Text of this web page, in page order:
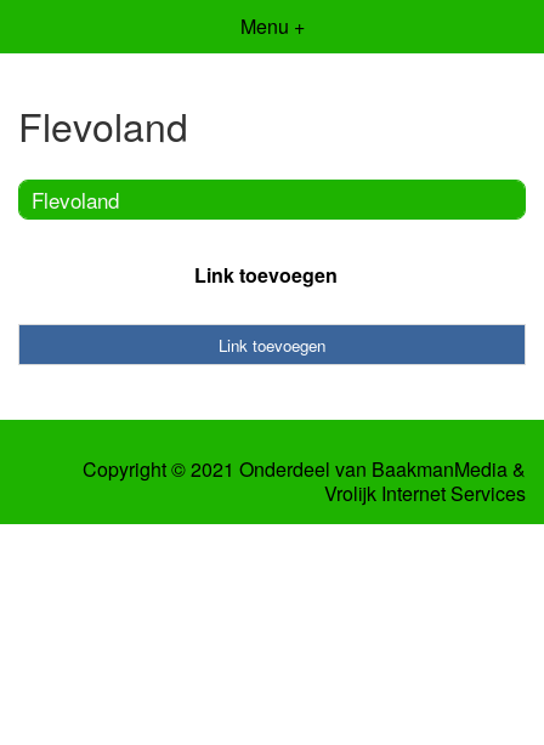
Menu +
Flevoland
Flevoland
Link toevoegen
Link toevoegen
Copyright © 2021 Onderdeel van BaakmanMedia &
Vrolijk Internet Services